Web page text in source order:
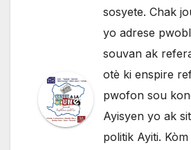
sosyete. Chak
yo adrese
souvan ak
otè ki enspire
pwofon sou
Ayisyen yo ak
politik Ayiti.